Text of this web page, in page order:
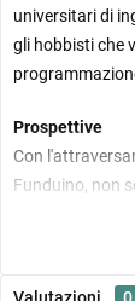
universitari di
gli hobbisti che
Prospettive
Con
Funduino, non
anche le basi
must per tutti
Corsie di traffico